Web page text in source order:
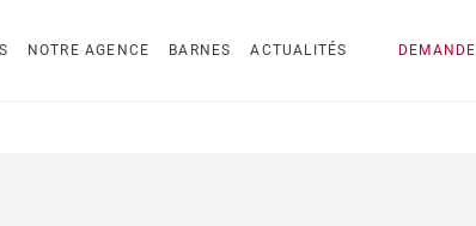
NOTRE AGENCE BARNES ACTUALITÉS